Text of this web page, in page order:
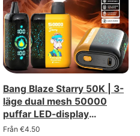
Bang Blaze Starry 50K | 3-
läge dual mesh 50000
puffar LED-display
engångs vape
Från €4.50